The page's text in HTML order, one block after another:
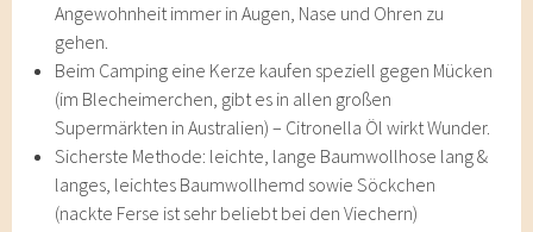
Angewohnheit immer in Augen, Nase und Ohren zu
gehen.
Beim Camping eine Kerze kaufen speziell gegen Mücken
(im Blecheimerchen, gibt es in allen großen
Supermärkten in Australien) – Citronella Öl wirkt Wunder.
Sicherste Methode: leichte, lange Baumwollhose lang &
langes, leichtes Baumwollhemd sowie Söckchen
(nackte Ferse ist sehr beliebt bei den Viechern)